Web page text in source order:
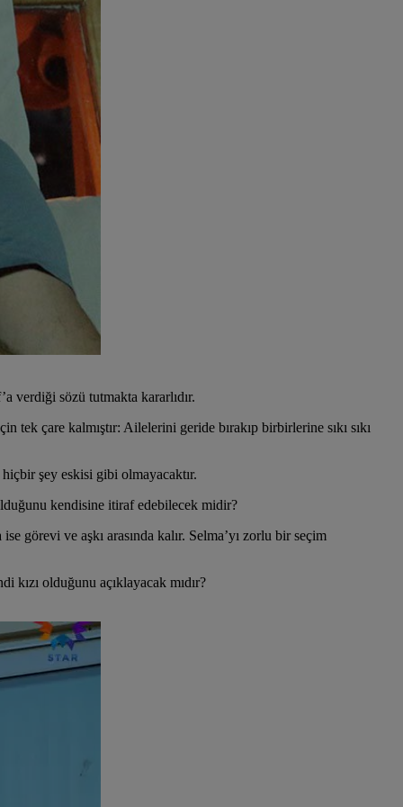
verdiği sözü tutmakta kararlıdır.
çare kalmıştır: Ailelerini geride bırakıp birbirlerine sıkı sıkı
şey eskisi gibi olmayacaktır.
kendisine itiraf edebilecek midir?
görevi ve aşkı arasında kalır. Selma’yı zorlu bir seçim
kızı olduğunu açıklayacak mıdır?